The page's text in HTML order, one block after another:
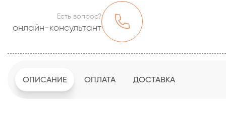
Есть вопрос?
онлайн-консультант
ОПИСАНИЕ ОПЛАТА ДОСТАВКА